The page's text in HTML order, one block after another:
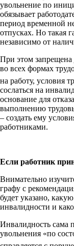
увольнение по
обязывает
период временной
отпусках. Но такая
независимо от
При этом
во всех формах
на работу, условия
сослаться на
основание для
выполнению
– создать ему
работниками.
Если работник
Внимательно
графу с
будет указано,
инвалидности и
Инвалидность сама
увольнения «по